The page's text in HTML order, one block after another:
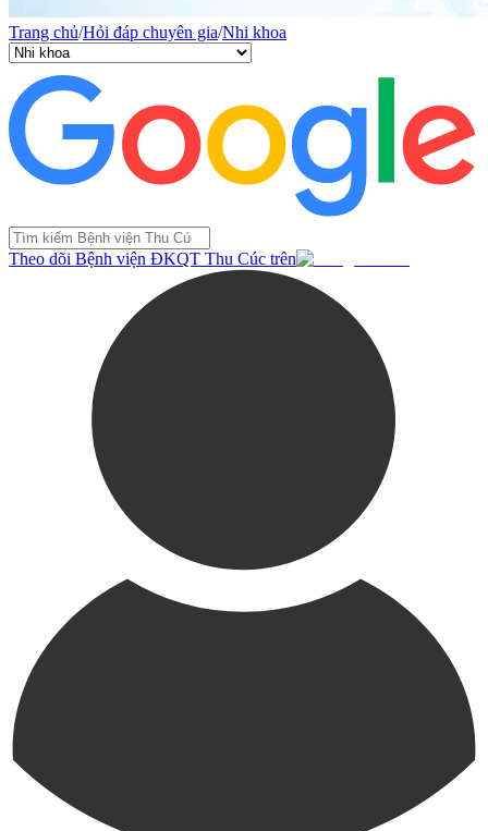
Trang chủ/Hỏi đáp chuyên gia/Nhi khoa
Theo dõi Bệnh viện ĐKQT Thu Cúc trên